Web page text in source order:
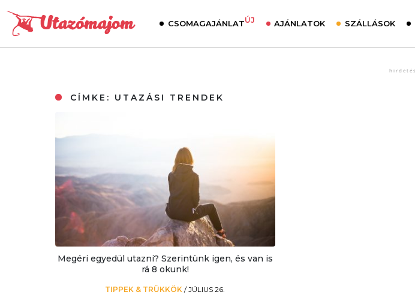
CSOMAGAJÁNLATÚJ AJÁNLATOK SZÁLLÁSOK
CÍMKE: UTAZÁSI TRENDEK
Megéri egyedül utazni? Szerintünk igen, és van is
rá 8 okunk!
TIPPEK & TRÜKKÖK/JÚLIUS 26.